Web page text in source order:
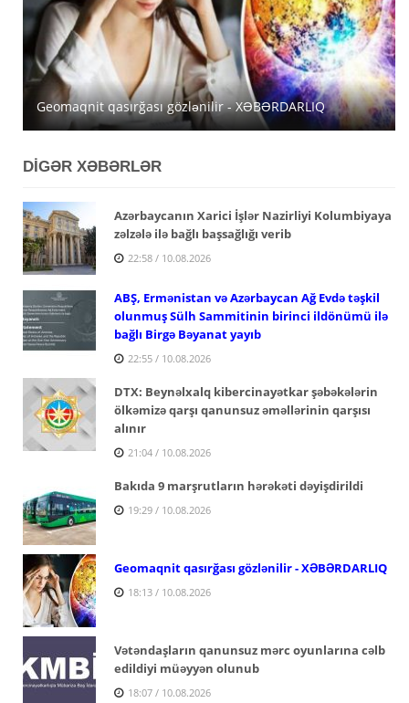
Geomaqnit qasırğası gözlənilir - XƏBƏRDARLIQ
Avqustun 11-də Bakıda və bölgələrdə yağışlı hava
gözlənili
Qazaxıstan Xəzər üzərindən Azərbaycan tranzitini
genişləndirə bilər
DİGƏR XƏBƏRLƏR
Azərbaycanın Xarici İşlər Nazirliyi Kolumbiyaya
zəlzələ ilə bağlı başsağlığı verib
22:58 / 10.08.2026
ABŞ, Ermənistan və Azərbaycan Ağ Evdə təşkil
olunmuş Sülh Sammitinin birinci ildönümü ilə
bağlı Birgə Bəyanat yayıb
22:55 / 10.08.2026
DTX: Beynəlxalq kibercinayətkar şəbəkələrin
ölkəmizə qarşı qanunsuz əməllərinin qarşısı
alınır
21:04 / 10.08.2026
Bakıda 9 marşrutların hərəkəti dəyişdirildi
19:29 / 10.08.2026
Geomaqnit qasırğası gözlənilir - XƏBƏRDARLIQ
18:13 / 10.08.2026
Vətəndaşların qanunsuz mərc oyunlarına cəlb
edildiyi müəyyən olunub
18:07 / 10.08.2026